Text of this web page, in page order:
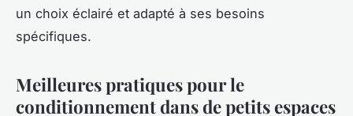
un choix éclairé et adapté à ses besoins
spécifiques.
Meilleures pratiques pour le
conditionnement dans de petits espaces